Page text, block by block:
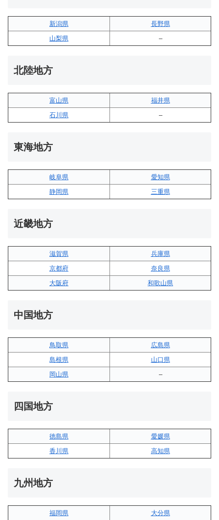
新潟県
長野県
山梨県
–
北陸地方
富山県
福井県
石川県
–
東海地方
岐阜県
愛知県
静岡県
三重県
近畿地方
滋賀県
兵庫県
京都府
奈良県
大阪府
和歌山県
中国地方
鳥取県
広島県
島根県
山口県
岡山県
–
四国地方
徳島県
愛媛県
香川県
高知県
九州地方
福岡県 大分県